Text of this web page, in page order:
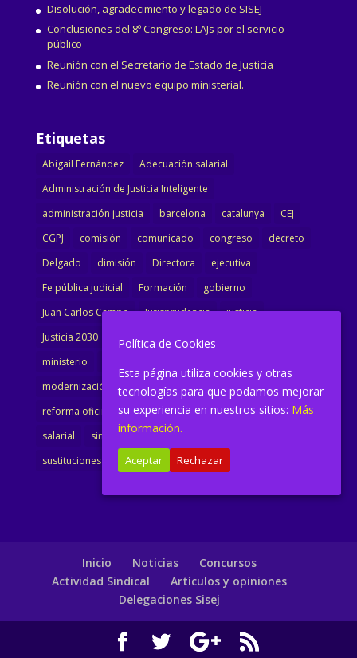
Disolución, agradecimiento y legado de SISEJ
Conclusiones del 8º Congreso: LAJs por el servicio
público
Reunión con el Secretario de Estado de Justicia
Reunión con el nuevo equipo ministerial.
Etiquetas
Abigail Fernández
Adecuación salarial
Administración de Justicia Inteligente
administración justicia
barcelona catalunya
CEJ
CGPJ
comisión comunicado congreso
decreto
Delgado
dimisión Directora
ejecutiva
Fe pública judicial
Formación
gobierno
Juan Carlos Campo
Jurisprudencia
justicia
Justicia 2030
LAJ letrados
Marta Urbano
ministerio
modernización
noticias Portavoz
reforma
reforma oficina
renovación retribuciones
reunión
salarial
sindicalismo sindicato
sustituciones
Textualización Transcripciones
Inicio Noticias
Concursos
Actividad Sindical
Artículos y opiniones
Delegaciones Sisej
Política de Cookies
Esta página utiliza cookies y otras
tecnologías para que podamos mejorar
su experiencia en nuestros sitios: Más
información.
Aceptar Rechazar